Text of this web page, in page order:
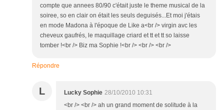
compte que annees 80/90 c'était juste le theme musical de la
soiree, so en clair on était les seuls deguisés...Et moi j'étais
en mode Madona à l'époque de Like a<br /> virgin avc les
cheveux gaufrés, le maquillage criard et tt et tt so laisse
tomber !<br /> Biz ma Sophie !<br /> <br /> <br />
Répondre
L Lucky Sophie 28/10/2010 10:31
<br /> <br /> ah un grand moment de solitude à la